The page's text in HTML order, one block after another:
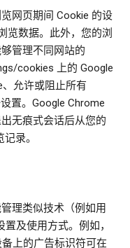
网页期间 Cookie 的设
览数据。此外，您的浏
管理不同网站的
cookies 上的 Google
允许或阻止所有
置。Google Chrome
无痕式会话后从您的
录。
理类似技术（例如用
及使用方式。例如，
上的广告标识符可在